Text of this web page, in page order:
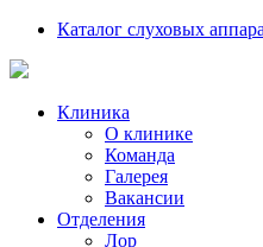
Каталог слуховых
Клиника
О клинике
Команда
Галерея
Вакансии
Отделения
Лор